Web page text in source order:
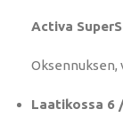
Activa
Oksennuksen,
Laatikossa 6